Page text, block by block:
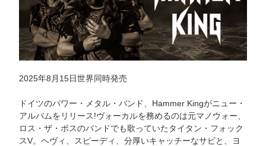
2025年8月15日世界同時発売
ドイツのパワー・メタル・バンド、Hammer Kingがニュー・
アルバムをリリース!ヴォーカルを務めるのは元マノウォー、
ロス・ザ・ボスのバンドでも歌っていたタイタン・フォック
スV。ヘヴィ、スピーディ、分厚いキャッチーなサビと、ヨ